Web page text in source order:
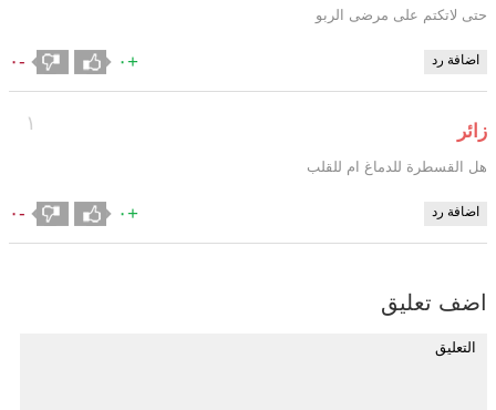
حتى لاتكتم على مرضى الربو
اضافة رد +٠ -٠
١ زائر
هل القسطرة للدماغ ام للقلب
اضافة رد +٠ -٠
اضف تعليق